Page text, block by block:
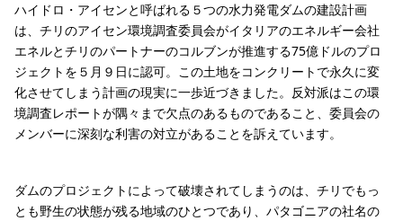
ハイドロ・アイセンと呼ばれる５つの水力発電ダムの建設計画
は、チリのアイセン環境調査委員会がイタリアのエネルギー会社
エネルとチリのパートナーのコルブンが推進する75億ドルのプロ
ジェクトを５月９日に認可。この土地をコンクリートで永久に変
化させてしまう計画の現実に一歩近づきました。反対派はこの環
境調査レポートが隅々まで欠点のあるものであること、委員会の
メンバーに深刻な利害の対立があることを訴えています。
ダムのプロジェクトによって破壊されてしまうのは、チリでもっ
とも野生の状態が残る地域のひとつであり、パタゴニアの社名の